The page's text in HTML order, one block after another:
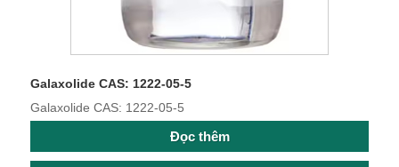
Galaxolide CAS: 1222-05-5
Galaxolide CAS: 1222-05-5
Đọc thêm